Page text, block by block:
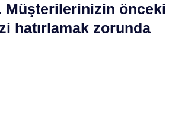
Müşterilerinizin önceki
hatırlamak zorunda